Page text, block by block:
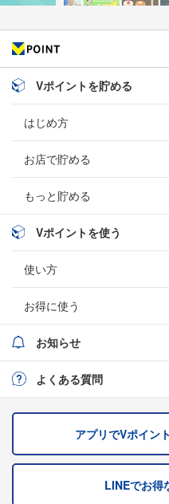
Vポイントを貯める
はじめ方
お店で貯める
もっと貯める
Vポイントを使う
使い方
お得に使う
お知らせ
よくある質問
アプリでVポイン
LINEでお得